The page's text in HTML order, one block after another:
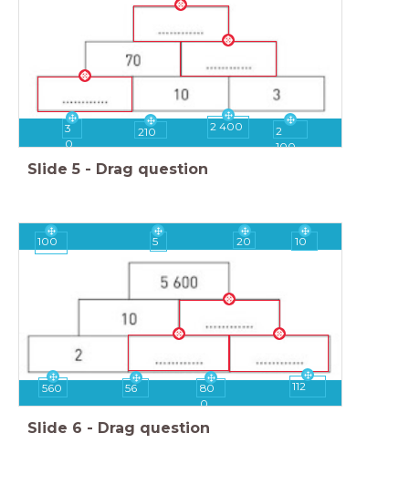
3
0
2
100
210 2 400
Slide 5 - Drag question
5
560 112
100 10
80
0
56
20
Slide 6 - Drag question